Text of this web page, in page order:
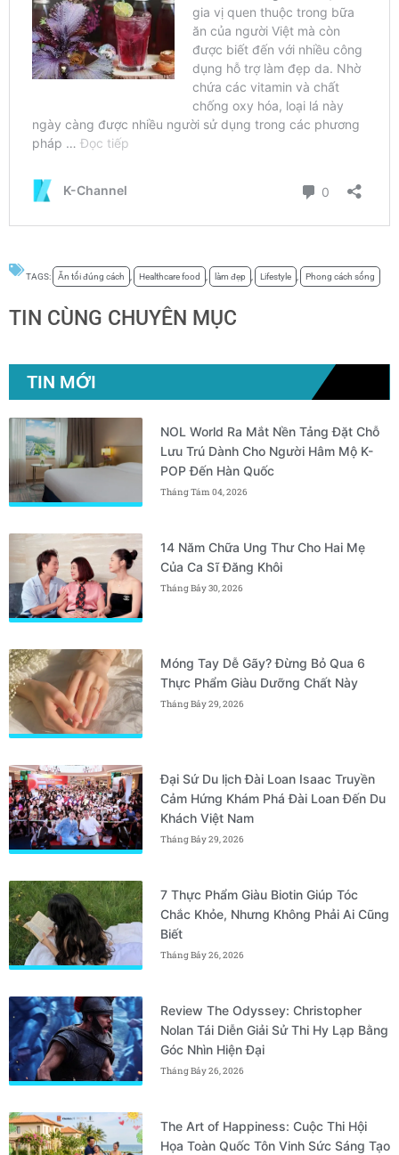
TAGS: Ăn tối đúng cách , Healthcare food , làm đẹp , Lifestyle , Phong cách sống
TIN CÙNG CHUYÊN MỤC
TIN MỚI
NOL World Ra Mắt Nền Tảng Đặt Chỗ
Lưu Trú Dành Cho Người Hâm Mộ K-
POP Đến Hàn Quốc
Tháng Tám 04, 2026
14 Năm Chữa Ung Thư Cho Hai Mẹ
Của Ca Sĩ Đăng Khôi
Tháng Bảy 30, 2026
Móng Tay Dễ Gãy? Đừng Bỏ Qua 6
Thực Phẩm Giàu Dưỡng Chất Này
Tháng Bảy 29, 2026
Đại Sứ Du lịch Đài Loan Isaac Truyền
Cảm Hứng Khám Phá Đài Loan Đến Du
Khách Việt Nam
Tháng Bảy 29, 2026
7 Thực Phẩm Giàu Biotin Giúp Tóc
Chắc Khỏe, Nhưng Không Phải Ai Cũng
Biết
Tháng Bảy 26, 2026
Review The Odyssey: Christopher
Nolan Tái Diễn Giải Sử Thi Hy Lạp Bằng
Góc Nhìn Hiện Đại
Tháng Bảy 26, 2026
The Art of Happiness: Cuộc Thi Hội
Họa Toàn Quốc Tôn Vinh Sức Sáng Tạo